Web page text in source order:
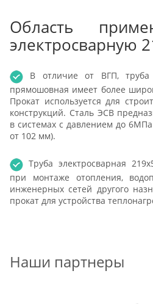
Область
электросварную
В отличие от ВГП, труба
прямошовная имеет более
Прокат используется для
конструкций. Сталь ЭСВ
в системах с давлением до
от 102 мм).
Труба электросварная
при монтаже отопления,
инженерных сетей другого
прокат для устройства
Наши партнеры